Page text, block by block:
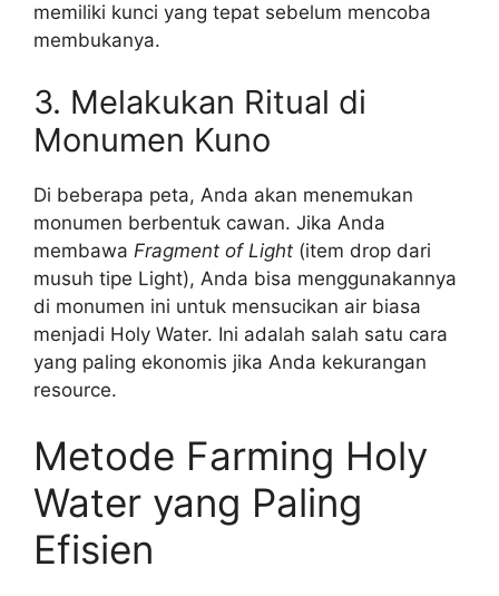
memiliki kunci yang tepat sebelum mencoba
membukanya.
3. Melakukan Ritual di
Monumen Kuno
Di beberapa peta, Anda akan menemukan
monumen berbentuk cawan. Jika Anda
membawa Fragment of Light (item drop dari
musuh tipe Light), Anda bisa menggunakannya
di monumen ini untuk mensucikan air biasa
menjadi Holy Water. Ini adalah salah satu cara
yang paling ekonomis jika Anda kekurangan
resource.
Metode Farming Holy
Water yang Paling
Efisien